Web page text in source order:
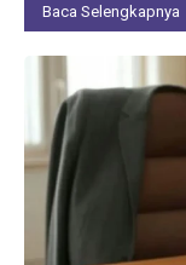
Baca Selengkapnya